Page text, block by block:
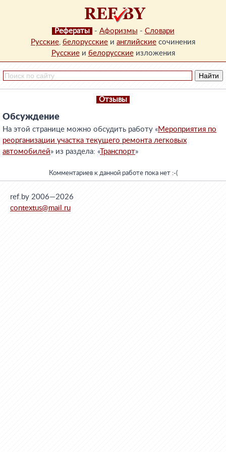
Рефераты - Афоризмы - Словари
Русские, белорусские и английские сочинения
Русскиеи белорусскиеизложения
Отзывы
Обсуждение
На этой странице можно обсудить работу «Мероприятия по
реорганизации участка текущего ремонта легковых
автомобилей» из раздела: «Транспорт»
Комментариев к данной работе пока нет :-(
ref.by 2006—2026
contextus@mail.ru